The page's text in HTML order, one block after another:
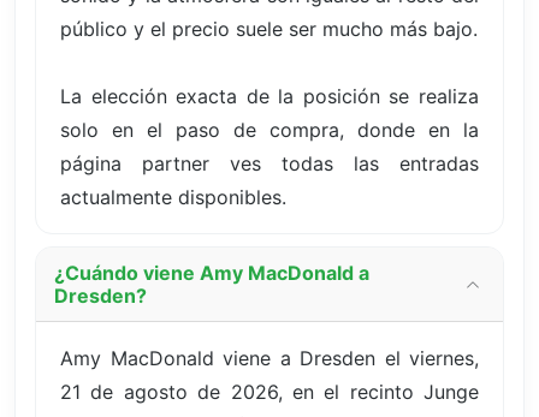
público y el precio suele ser mucho más bajo.
La elección exacta de la posición se realiza
solo en el paso de compra, donde en la
página partner ves todas las entradas
actualmente disponibles.
¿Cuándo viene Amy MacDonald a
Dresden?
Amy MacDonald viene a Dresden el viernes,
21 de agosto de 2026, en el recinto Junge